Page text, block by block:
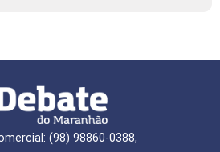
(98) 98860-0388,